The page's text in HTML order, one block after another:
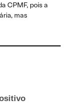
CPMF, pois a
mas